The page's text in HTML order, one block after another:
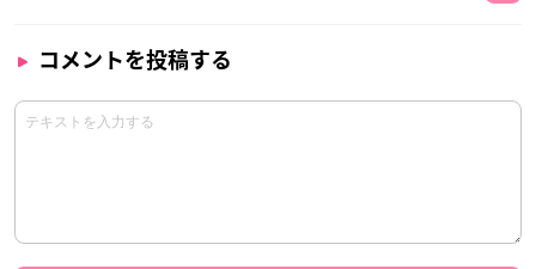
コメントを投稿する